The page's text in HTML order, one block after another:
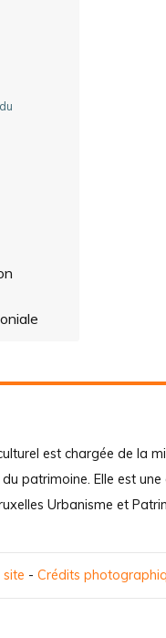
est chargée de la
patrimoine. Elle est
Urbanisme et
site - Crédits